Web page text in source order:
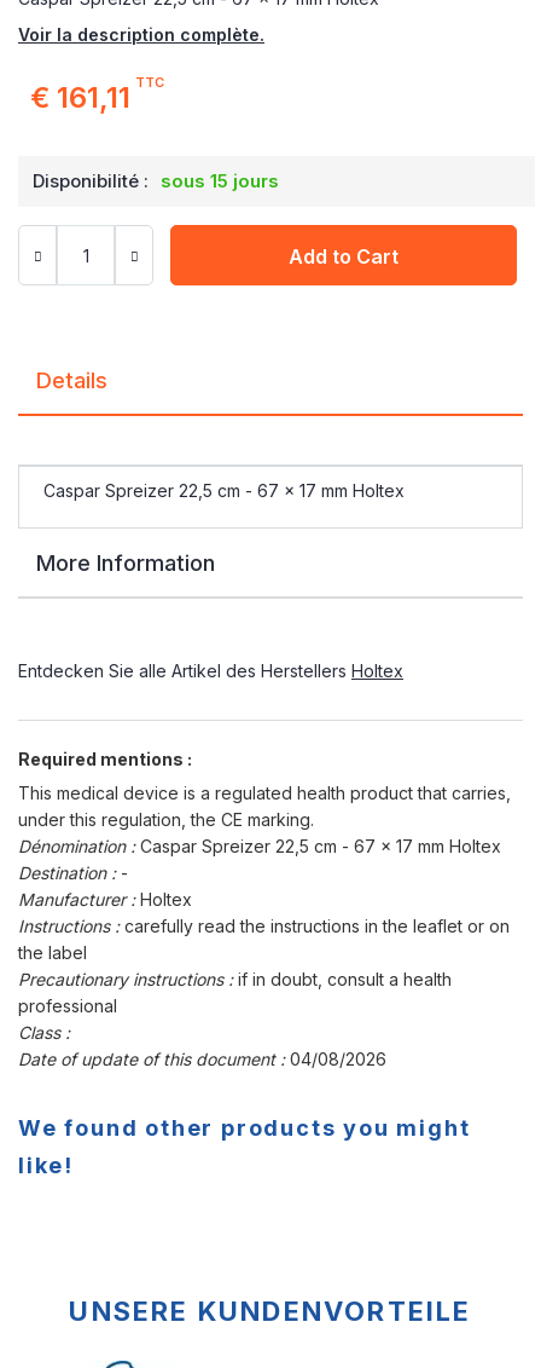
Voir la description complète.
€ 161,11 TTC
Disponibilité : sous 15 jours
Add to Cart
Details
Caspar Spreizer 22,5 cm - 67 x 17 mm Holtex
More Information
Entdecken Sie alle Artikel des Herstellers Holtex
Required mentions :
This medical device is a regulated health product that carries,
under this regulation, the CE marking.
Dénomination :Caspar Spreizer 22,5 cm - 67 x 17 mm Holtex
Destination : -
Manufacturer :Holtex
Instructions :carefully read the instructions in the leaflet or on
the label
Precautionary instructions :if in doubt, consult a health
professional
Class :
Date of update of this document :04/08/2026
We found other products you might
like!
UNSERE KUNDENVORTEILE